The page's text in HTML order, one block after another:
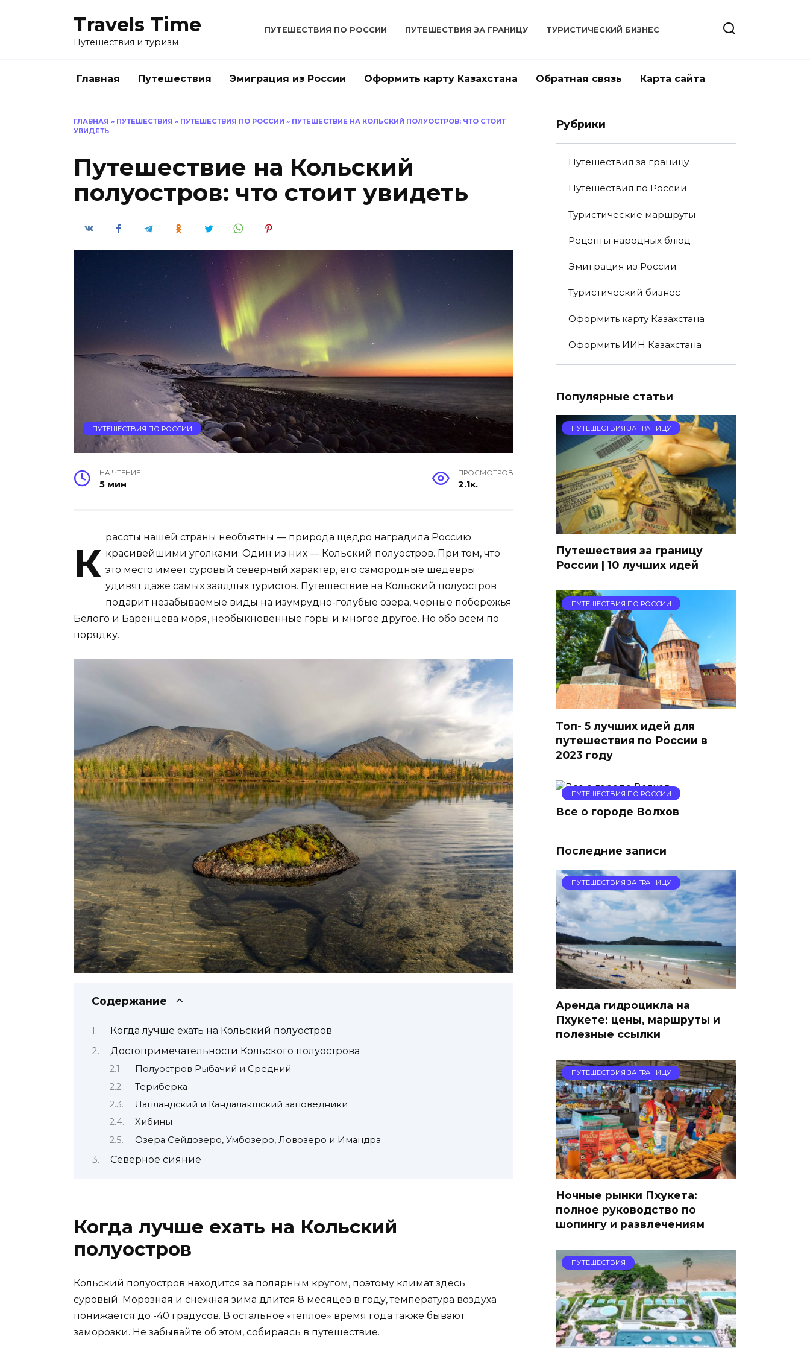
Travels Time
Путешествия и туризм
ПУТЕШЕСТВИЯ ПО РОССИИ ПУТЕШЕСТВИЯ ЗА ГРАНИЦУ ТУРИСТИЧЕСКИЙ БИЗНЕС
Главная Путешествия Эмиграция из России Оформить карту Казахстана Обратная связь Карта сайта
ГЛАВНАЯ » ПУТЕШЕСТВИЯ » ПУТЕШЕСТВИЯ ПО РОССИИ » ПУТЕШЕСТВИЕ НА КОЛЬСКИЙ ПОЛУОСТРОВ: ЧТО СТОИТ
УВИДЕТЬ
Путешествие на Кольский
полуостров: что стоит увидеть
ПУТЕШЕСТВИЯ ПО РОССИИ
НА ЧТЕНИЕ
5 мин
ПРОСМОТРОВ
2.1к.
К
расоты нашей страны необъятны — природа щедро наградила Россию
красивейшими уголками. Один из них — Кольский полуостров. При том, что
это место имеет суровый северный характер, его самородные шедевры
удивят даже самых заядлых туристов. Путешествие на Кольский полуостров
подарит незабываемые виды на изумрудно-голубые озера, черные побережья
Белого и Баренцева моря, необыкновенные горы и многое другое. Но обо всем по
порядку.
Содержание
Когда лучше ехать на Кольский полуостров
Достопримечательности Кольского полуострова
Полуостров Рыбачий и Средний
Териберка
Лапландский и Кандалакшский заповедники
Хибины
Озера Сейдозеро, Умбозеро, Ловозеро и Имандра
Северное сияние
Когда лучше ехать на Кольский
полуостров
Кольский полуостров находится за полярным кругом, поэтому климат здесь
суровый. Морозная и снежная зима длится 8 месяцев в году, температура воздуха
понижается до -40 градусов. В остальное «теплое» время года также бывают
заморозки. Не забывайте об этом, собираясь в путешествие.
Рубрики
Путешествия за границу
Путешествия по России
Туристические маршруты
Рецепты народных блюд
Эмиграция из России
Туристический бизнес
Оформить карту Казахстана
Оформить ИИН Казахстана
Популярные статьи
ПУТЕШЕСТВИЯ ЗА ГРАНИЦУ
Путешествия за границу
России | 10 лучших идей
ПУТЕШЕСТВИЯ ПО РОССИИ
Топ- 5 лучших идей для
путешествия по России в
2023 году
ПУТЕШЕСТВИЯ ПО РОССИИ
Все о городе Волхов
Последние записи
ПУТЕШЕСТВИЯ ЗА ГРАНИЦУ
Аренда гидроцикла на
Пхукете: цены, маршруты и
полезные ссылки
ПУТЕШЕСТВИЯ ЗА ГРАНИЦУ
Ночные рынки Пхукета:
полное руководство по
шопингу и развлечениям
ПУТЕШЕСТВИЯ